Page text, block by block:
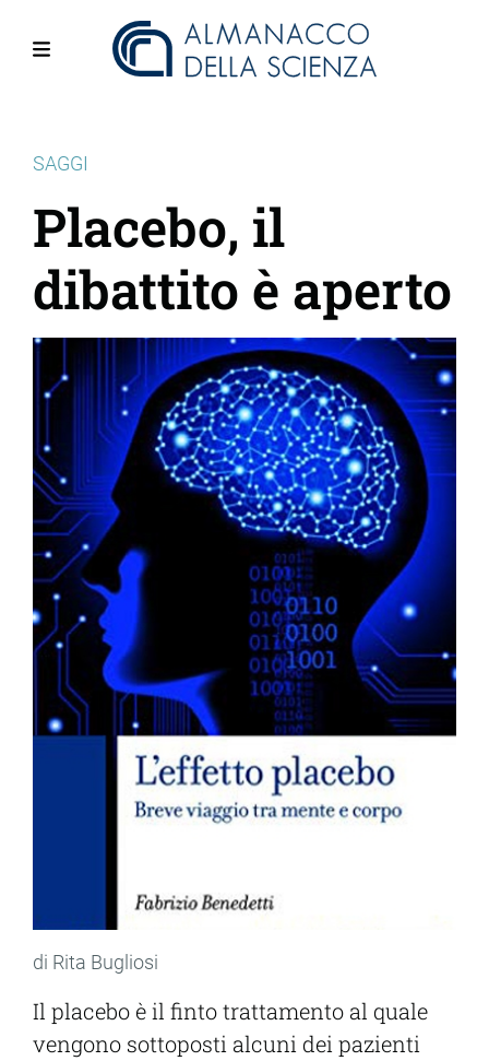
SAGGI
Placebo, il
dibattito è aperto
di Rita Bugliosi
Il placebo è il finto trattamento al quale
vengono sottoposti alcuni dei pazienti